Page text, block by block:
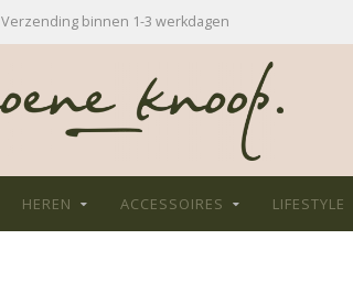
Verzending binnen 1-3 werkdagen
HEREN ACCESSOIRES LIFESTYLE